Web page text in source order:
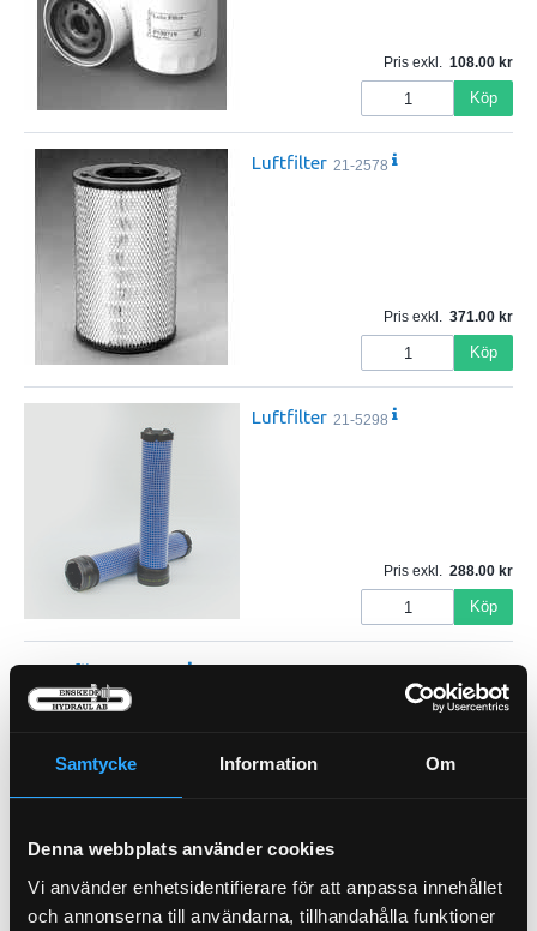
Samtycke Information Om
Denna webbplats använder cookies
Vi använder enhetsidentifierare för att anpassa innehållet
och annonserna till användarna, tillhandahålla funktioner
Pris exkl. 108.00
Köp
Luftfilter 21-2578
Pris exkl. 371.00
Köp
Luftfilter 21-5298
Pris exkl. 288.00
Köp
Hyttfilter
Pris exkl. 54.00
Köp